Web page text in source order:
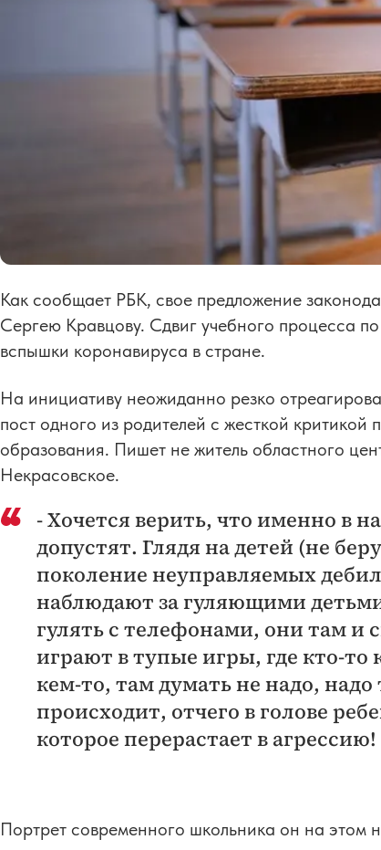
Как сообщает РБК, свое предложение
Сергею Кравцову. Сдвиг учебного процесса
вспышки коронавируса в стране.
На инициативу неожиданно резко
пост одного из родителей с жесткой
образования. Пишет не житель областного
Некрасовское.
- Хочется верить, что именно в
допустят. Глядя на детей (не
поколение неуправляемых
наблюдают за гуляющими
гулять с телефонами, они там и
играют в тупые игры, где кто-то
кем-то, там думать не надо,
происходит, отчего в голове
которое перерастает в агрессию!
Портрет современного школьника он на этом